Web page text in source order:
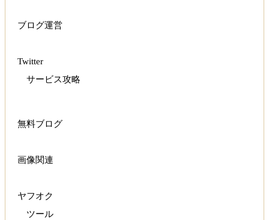
ブログ運営
Twitter
サービス攻略
無料ブログ
画像関連
ヤフオク
ツール